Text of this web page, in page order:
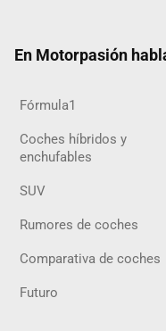
En Motorpasión
Fórmula1
Coches híbridos y
enchufables
SUV
Rumores de coches
Comparativa de coches
Futuro